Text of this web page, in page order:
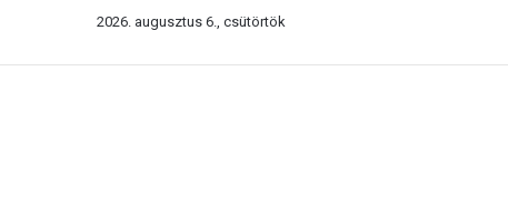
2026. augusztus 6., csütörtök